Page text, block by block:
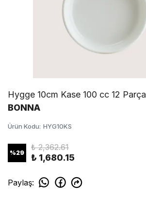
Hygge 10cm Kase 100 cc 12 Parça
BONNA
Ürün Kodu: HYG10KS
%29
₺ 2,362.61
₺ 1,680.15
Paylaş: